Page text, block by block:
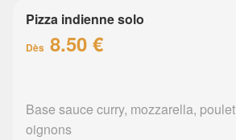
Pizza indienne solo
Dès 8.50 €
Base sauce curry, mozzarella,
oignons